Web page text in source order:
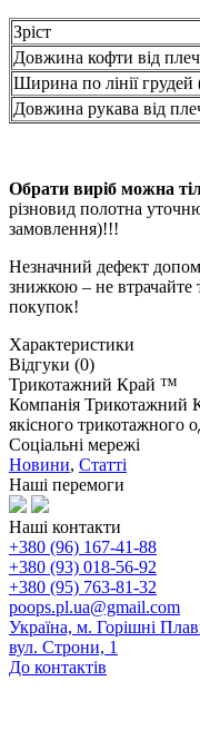
Зріст
Довжина кофти від
Ширина по лінії грудей
Довжина рукава від
Обрати виріб можна
різновид полотна
замовлення)!!!
Незначний дефект
знижкою – не
покупок!
Характеристики
Відгуки (0)
Трикотажний Край ™
Компанія Трикотажний
якісного трикотажного
Соціальні мережі
Новини, Статті
Наші перемоги
Наші контакти
+380 (96) 167-41-88
+380 (93) 018-56-92
+380 (95) 763-81-32
poops.pl.ua@gmail.com
Україна, м. Горішні
вул. Строни, 1
До контактів